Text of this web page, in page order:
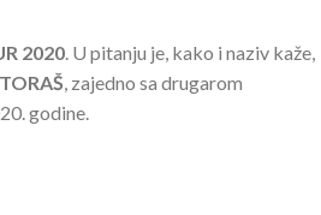
2020. U pitanju je, kako i naziv kaže,
, zajedno sa drugarom
godine.